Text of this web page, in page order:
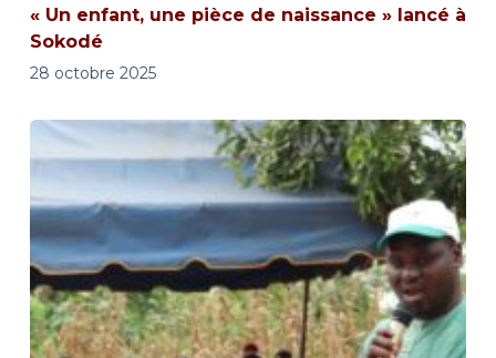
« Un enfant, une pièce de naissance » lancé à
Sokodé
28 octobre 2025